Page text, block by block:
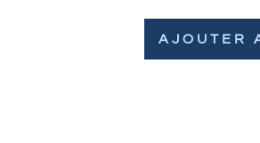
AJOUTER